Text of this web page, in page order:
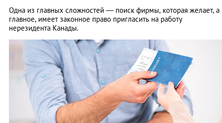
Одна из главных сложностей ― поиск фирмы, которая желает, а
главное, имеет законное право пригласить на работу
нерезидента Канады.